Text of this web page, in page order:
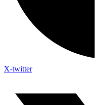
X-twitter